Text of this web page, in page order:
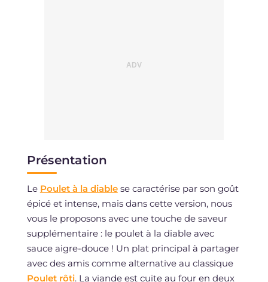
Présentation
Le Poulet à la diablese caractérise par son goût
épicé et intense, mais dans cette version, nous
vous le proposons avec une touche de saveur
supplémentaire : le poulet à la diable avec
sauce aigre-douce ! Un plat principal à partager
avec des amis comme alternative au classique
Poulet rôti. La viande est cuite au four en deux